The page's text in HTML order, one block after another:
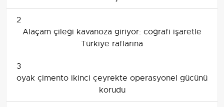
2
Alaçam çileği kavanoza giriyor: coğrafi işaretle
Türkiye raflarına
3
oyak çimento ikinci çeyrekte operasyonel gücünü
korudu